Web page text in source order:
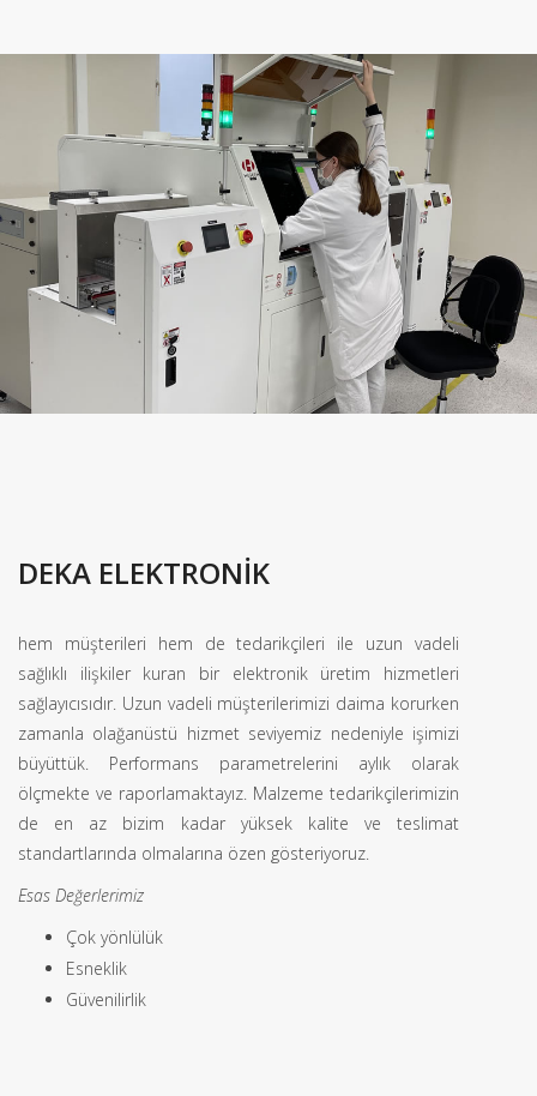
DEKA ELEKTRONİK
hem müşterileri hem de tedarikçileri ile uzun vadeli
sağlıklı ilişkiler kuran bir elektronik üretim hizmetleri
sağlayıcısıdır. Uzun vadeli müşterilerimizi daima korurken
zamanla olağanüstü hizmet seviyemiz nedeniyle işimizi
büyüttük. Performans parametrelerini aylık olarak
ölçmekte ve raporlamaktayız. Malzeme tedarikçilerimizin
de en az bizim kadar yüksek kalite ve teslimat
standartlarında olmalarına özen gösteriyoruz.
Esas Değerlerimiz
Çok yönlülük
Esneklik
Güvenilirlik